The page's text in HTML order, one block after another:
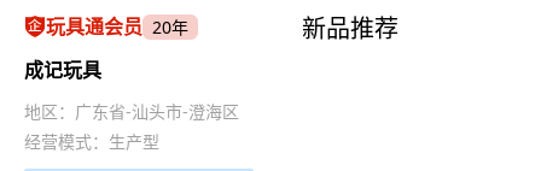
玩具通会员 20年
成记玩具
地区：广东省-汕头市-澄海区
经营模式：生产型
新品推荐